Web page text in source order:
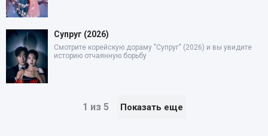
Супруг (2026)
Смотрите корейскую дораму "Супруг" (2026) и вы увидите
историю отчаянную борьбу
1 из 5 Показать еще